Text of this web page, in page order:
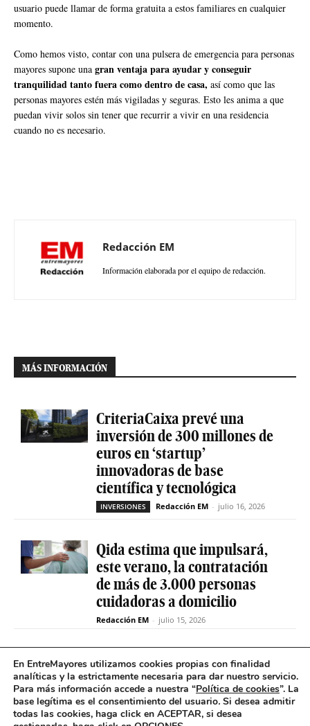
usuario puede llamar de forma gratuita a estos familiares en cualquier
momento.
Como hemos visto, contar con una pulsera de emergencia para personas
mayores supone una gran ventaja para ayudar y conseguir
tranquilidad tanto fuera como dentro de casa, así como que las
personas mayores estén más vigiladas y seguras. Esto les anima a que
puedan vivir solos sin tener que recurrir a vivir en una residencia
cuando no es necesario.
Redacción EM
Información elaborada por el equipo de redacción.
MÁS INFORMACIÓN
CriteriaCaixa prevé una
inversión de 300 millones de
euros en ‘startup’
innovadoras de base
científica y tecnológica
INVERSIONES Redacción EM - julio 16, 2026
Qida estima que impulsará,
este verano, la contratación
de más de 3.000 personas
cuidadoras a domicilio
Redacción EM - julio 15, 2026
La sociedad de capital riesgo
Axis invertirá hasta 15
millones en Qida para
acelerar su expansión
En EntreMayores utilizamos cookies propias con finalidad
analíticas y la estrictamente necesaria para dar nuestro servicio.
Para más información accede a nuestra “Política de cookies”. La
base legítima es el consentimiento del usuario. Si desea admitir
todas las cookies, haga click en ACEPTAR, si desea